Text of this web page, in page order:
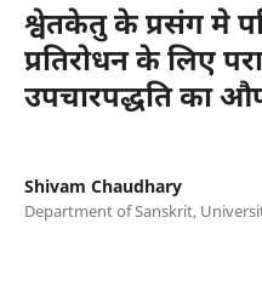
श्वेतकेतु के प्रसंग मे
प्रतिरोधन के लिए
उपचारपद्धति का
Shivam Chaudhary
Department of Sanskrit,